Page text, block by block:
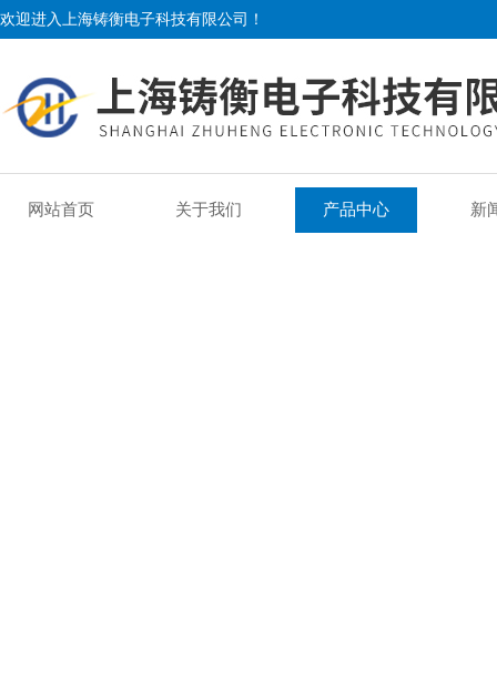
欢迎进入上海铸衡电子科技有限公司！
网站首页 关于我们 产品中心 新